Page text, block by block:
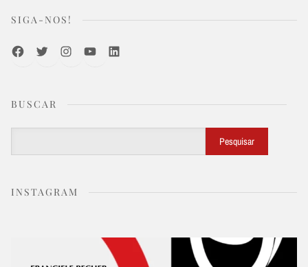
SIGA-NOS!
FacebookTwitterInstagramYoutubeLinkedIn
BUSCAR
Pesquisar
INSTAGRAM